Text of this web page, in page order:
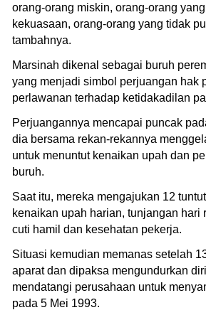
orang-orang miskin, orang-orang
kekuasaan, orang-orang yang tidak
tambahnya.
Marsinah dikenal sebagai buruh
yang menjadi simbol perjuangan hak
perlawanan terhadap ketidakadilan
Perjuangannya mencapai puncak
dia bersama rekan-rekannya
untuk menuntut kenaikan upah dan
buruh.
Saat itu, mereka mengajukan 12
kenaikan upah harian, tunjangan hari
cuti hamil dan kesehatan pekerja.
Situasi kemudian memanas setelah
aparat dan dipaksa mengundurkan
mendatangi perusahaan untuk
pada 5 Mei 1993.